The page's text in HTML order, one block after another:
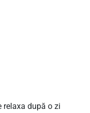
relaxa după o zi